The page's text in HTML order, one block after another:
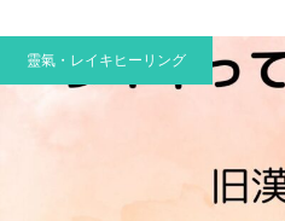
靈氣・レイキヒーリング